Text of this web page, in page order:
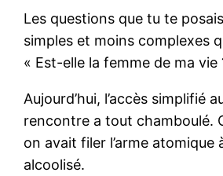
Les questions que tu te
simples et moins complexes
« Est-elle la femme de ma vie
Aujourd’hui, l’accès simplifié
rencontre a tout chamboulé.
on avait filer l’arme atomique
alcoolisé.